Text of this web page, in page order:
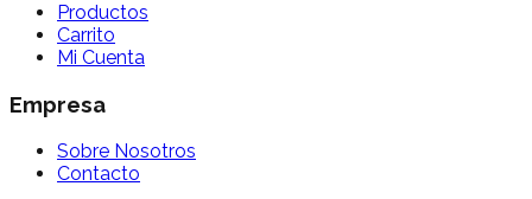
Productos
Carrito
Mi Cuenta
Empresa
Sobre Nosotros
Contacto